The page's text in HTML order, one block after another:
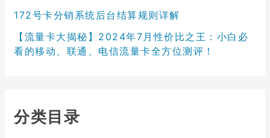
172号卡分销系统后台结算规则详解
【流量卡大揭秘】2024年7月性价比之王：小白必
看的移动、联通、电信流量卡全方位测评！
分类目录